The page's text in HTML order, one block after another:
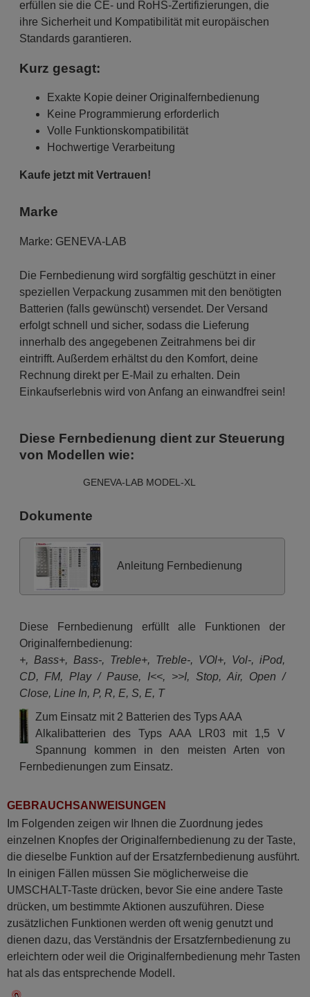
erfüllen sie die CE- und RoHS-Zertifizierungen, die
ihre Sicherheit und Kompatibilität mit europäischen
Standards garantieren.
Kurz gesagt:
Exakte Kopie deiner Originalfernbedienung
Keine Programmierung erforderlich
Volle Funktionskompatibilität
Hochwertige Verarbeitung
Kaufe jetzt mit Vertrauen!
Marke
Marke: GENEVA-LAB
Die Fernbedienung wird sorgfältig geschützt in einer
speziellen Verpackung zusammen mit den benötigten
Batterien (falls gewünscht) versendet. Der Versand
erfolgt schnell und sicher, sodass die Lieferung
innerhalb des angegebenen Zeitrahmens bei dir
eintrifft. Außerdem erhältst du den Komfort, deine
Rechnung direkt per E-Mail zu erhalten. Dein
Einkaufserlebnis wird von Anfang an einwandfrei sein!
Diese Fernbedienung dient zur Steuerung
von Modellen wie:
GENEVA-LAB MODEL-XL
Dokumente
Anleitung Fernbedienung
Diese Fernbedienung erfüllt alle Funktionen der
Originalfernbedienung:
+, Bass+, Bass-, Treble+, Treble-, VOl+, Vol-, iPod,
CD, FM, Play / Pause, I<<, >>I, Stop, Air, Open /
Close, Line In, P, R, E, S, E, T
Zum Einsatz mit 2 Batterien des Typs AAA
Alkalibatterien des Typs AAA LR03 mit 1,5 V
Spannung kommen in den meisten Arten von
Fernbedienungen zum Einsatz.
GEBRAUCHSANWEISUNGEN
Im Folgenden zeigen wir Ihnen die Zuordnung jedes
einzelnen Knopfes der Originalfernbedienung zu der Taste,
die dieselbe Funktion auf der Ersatzfernbedienung ausführt.
In einigen Fällen müssen Sie möglicherweise die
UMSCHALT-Taste drücken, bevor Sie eine andere Taste
drücken, um bestimmte Aktionen auszuführen. Diese
zusätzlichen Funktionen werden oft wenig genutzt und
dienen dazu, das Verständnis der Ersatzfernbedienung zu
erleichtern oder weil die Originalfernbedienung mehr Tasten
hat als das entsprechende Modell.